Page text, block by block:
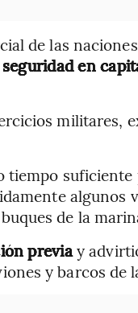
de las
en
militares,
tiempo suficiente
algunos
de la
previay
y barcos de